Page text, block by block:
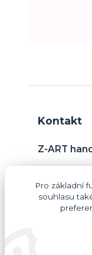
Kontakt
Z-ART
Pro základní
souhlasu